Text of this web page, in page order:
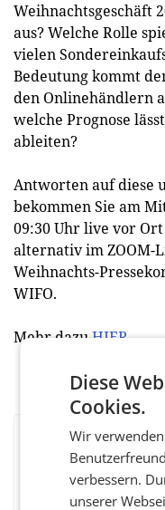
Weihnachtsgeschäft
aus? Welche Rolle
vielen
Bedeutung kommt
den Onlinehändlern
welche Prognose
ableiten?
Antworten auf diese
bekommen Sie am
09:30 Uhr live vor
alternativ im ZOOM-
Weihnachts-
WIFO.
Mehr dazuHIER.
Diese
Cookies.
Wir
verbessern.
unserer